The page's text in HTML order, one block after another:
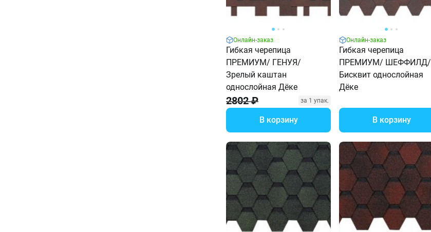
Онлайн-заказ
Гибкая черепица
ПРЕМИУМ/ ГЕНУЯ/
Зрелый каштан
однослойная Дёке
2802 ₽ за 1 упак.
В корзину
Онлайн-заказ
Гибкая черепица
ПРЕМИУМ/ ШЕФФИЛД/
Бисквит однослойная
Дёке
В корзину